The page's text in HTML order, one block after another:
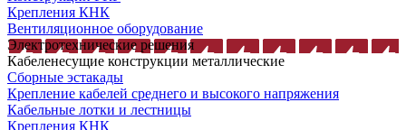
Крепления КНК
Вентиляционное оборудование
Электротехнические решения
Кабеленесущие конструкции металлические
Сборные эстакады
Крепление кабелей среднего и высокого напряжения
Кабельные лотки и лестницы
Крепления КНК